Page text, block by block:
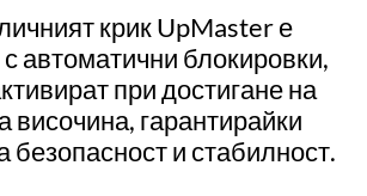
крик UpMaster е
автоматични блокировки,
при достигане на
височина, гарантирайки
безопасност и стабилност.